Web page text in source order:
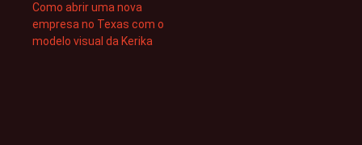
Como abrir uma nova
empresa no Texas com o
modelo visual da Kerika